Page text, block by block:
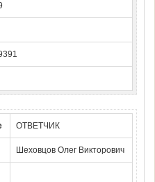
ОТВЕТЧИК
Шеховцов Олег Викторович